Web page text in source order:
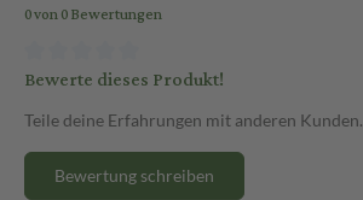
0 von 0 Bewertungen
Bewerte dieses Produkt!
Teile deine Erfahrungen mit anderen Kunden.
Bewertung schreiben